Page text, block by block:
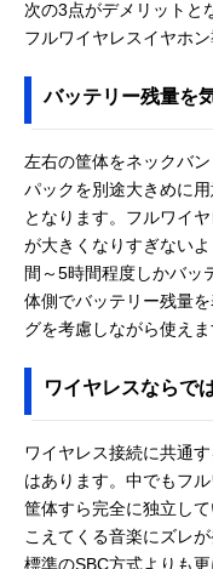
次の3点がデメリットと
フルワイヤレスイヤホ
バッテリー残量を
左右の筐体をネックバ
パックを別途大きめに
となります。フルワイ
が大きくなりすぎない
間～5時間程度しかバッ
体側でバッテリー残量
グを考慮しながら使えま
ワイヤレスならで
ワイヤレス接続に共通
はあります。中でもフ
筐体すら完全に独立し
こえてくる音楽にズレ
標準のSBC方式よりも